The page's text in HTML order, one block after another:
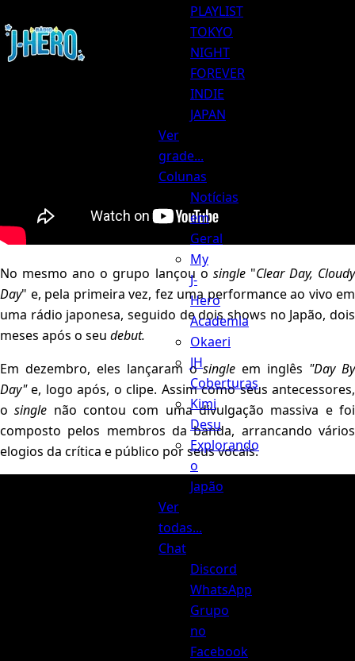
PLAYLIST
TOKYO
NIGHT
FOREVER
INDIE
JAPAN
Ver
grade...
Colunas
Notícias
em
Geral
My
J-
Hero
Academia
Okaeri
JH
Coberturas
Kimi
Desu
Explorando
o
Japão
Ver
todas...
Chat
Discord
WhatsApp
Grupo
no
Facebook
No mesmo ano o grupo lançou o single"Clear Day, Cloudy
Day" e, pela primeira vez, fez uma performance ao vivo em
uma rádio japonesa, seguido de dois shows no Japão, dois
meses após o seu debut.
Em dezembro, eles lançaram osingleem inglês "Day By
Day"e, logo após, o clipe. Assim como seus antecessores,
o single não contou com uma divulgação massiva e foi
composto pelos membros da banda, arrancando vários
elogios da crítica e público por seus vocais.